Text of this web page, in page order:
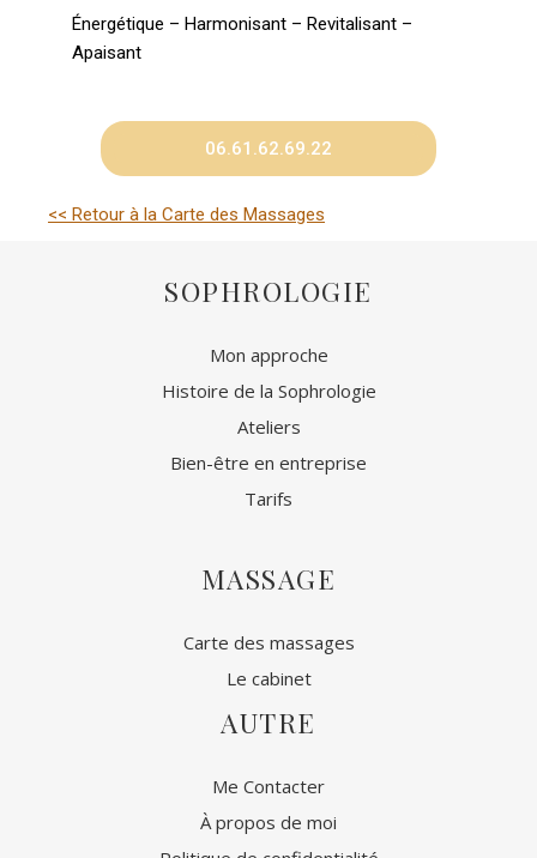
Énergétique – Harmonisant – Revitalisant –
Apaisant
06.61.62.69.22
<< Retour à la Carte des Massages
SOPHROLOGIE
Mon approche
Histoire de la Sophrologie
Ateliers
Bien-être en entreprise
Tarifs
MASSAGE
Carte des massages
Le cabinet
AUTRE
Me Contacter
À propos de moi